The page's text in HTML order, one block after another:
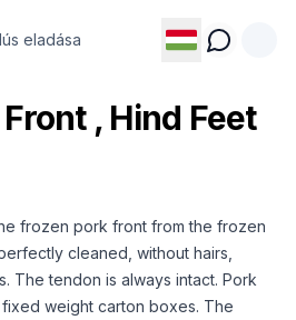
eladása
, Hind Feet
frozen pork front from the frozen
cleaned, without hairs,
The tendon is always intact. Pork
weight carton boxes. The